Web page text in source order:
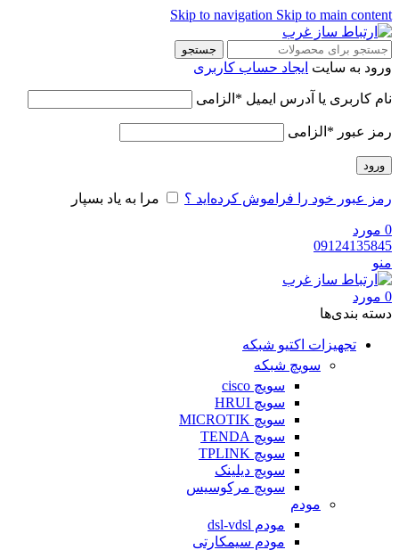
Skip to navigation Skip to main content
جستجو
ورود به سایت ایجاد حساب کاربری
نام کاربری یا آدرس ایمیل * الزامی
رمز عبور * الزامی
ورود
رمز عبور خود را فراموش کرده‌اید ؟ مرا به یاد بسپار
0 مورد
09124135845
منو
0 مورد
دسته‌ بندی‌ها
تجهیزات اکتیو شبکه
سویچ شبکه
سویچ cisco
سویچ HRUI
سویچ MICROTIK
سویچ TENDA
سویچ TPLINK
سویچ دیلینک
سویچ مرکوسیس
مودم
مودم dsl-vdsl
مودم سیمکارتی